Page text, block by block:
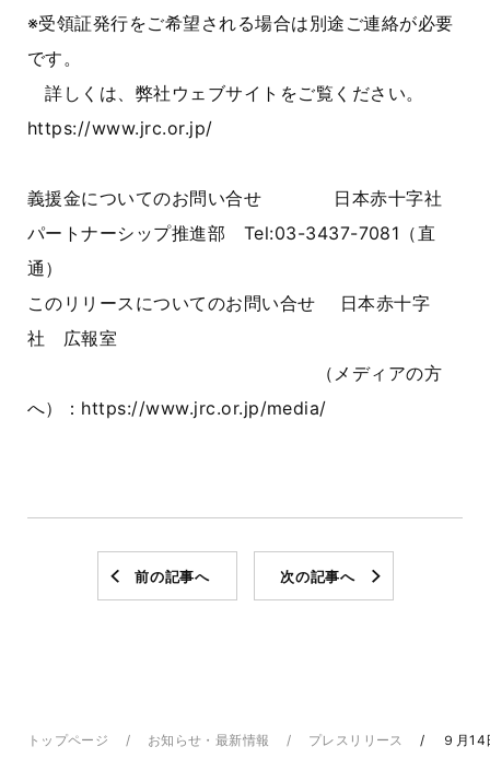
※受領証発行をご希望される場合は別途ご連絡が必要
です。
詳しくは、弊社ウェブサイトをご覧ください。
https://www.jrc.or.jp/
義援金についてのお問い合せ 日本赤十字社
パートナーシップ推進部 Tel:03-3437-7081（直
通）
このリリースについてのお問い合せ 日本赤十字
社 広報室
（メディアの方
へ）：https://www.jrc.or.jp/media/
前の記事へ 次の記事へ
トップページ お知らせ・最新情報 プレスリリース ９月